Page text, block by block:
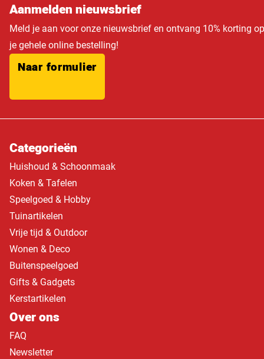
Aanmelden nieuwsbrief
Meld je aan voor onze nieuwsbrief en ontvang 10% korting op
je gehele online bestelling!
Naar formulier
Categorieën
Huishoud & Schoonmaak
Koken & Tafelen
Speelgoed & Hobby
Tuinartikelen
Vrije tijd & Outdoor
Wonen & Deco
Buitenspeelgoed
Gifts & Gadgets
Kerstartikelen
Over ons
FAQ
Newsletter